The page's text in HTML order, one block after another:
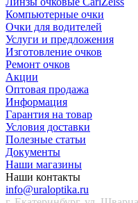
Компьютерные очки
Очки для водителей
Услуги и предложения
Изготовление очков
Ремонт очков
Акции
Оптовая продажа
Информация
Гарантия на товар
Условия доставки
Полезные статьи
Документы
Наши магазины
Наши контакты
info@uraloptika.ru